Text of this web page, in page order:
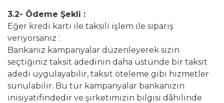
3.2- Ödeme Şekli :
Eğer kredi kartı ile taksili işlem ile sipariş
veriyorsanız :
Bankanız kampanyalar düzenleyerek sizin
seçtiğiniz taksit adedinin daha üstünde bir taksit
adedi uygulayabilir, taksit öteleme gibi hizmetler
sunulabilir. Bu tür kampanyalar bankanızın
inisiyatifindedir ve şirketimizin bilgisi dâhilinde